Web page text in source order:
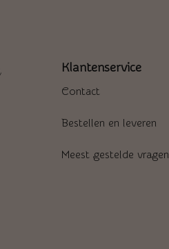
Klantenservice
Contact
Bestellen en leveren
Meest gestelde vragen